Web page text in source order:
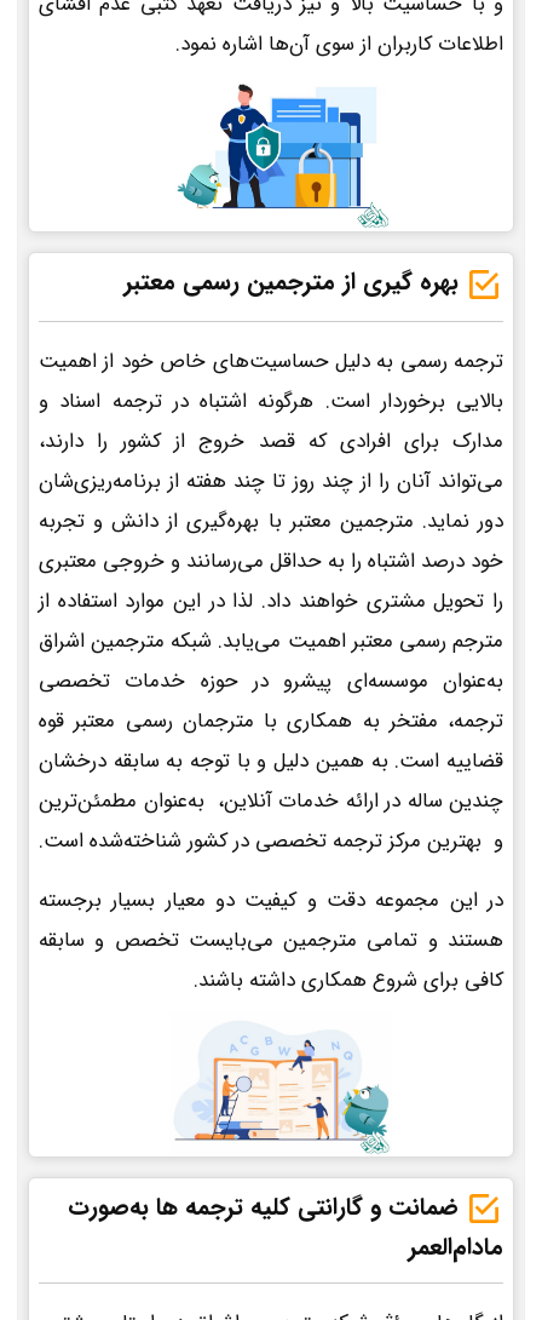
اطلاعات کاربران از سوی آن‌ها اشاره نمود.
بهره گیری از مترجمین رسمی معتبر
ترجمه رسمی به دلیل حساسیت‌های خاص خود از اهمیت
بالایی برخوردار است. هرگونه اشتباه در ترجمه اسناد و
مدارک برای افرادی که قصد خروج از کشور را دارند،
می‌تواند آنان را از چند روز تا چند هفته از برنامه‌ریزی‌شان
دور نماید. مترجمین معتبر با بهره‌گیری از دانش و تجربه
خود درصد اشتباه را به حداقل می‌رسانند و خروجی معتبری
را تحویل مشتری خواهند داد. لذا در این موارد استفاده از
مترجم رسمی معتبر اهمیت می‌یابد. شبکه مترجمین اشراق
به‌عنوان موسسه‌ای پیشرو در حوزه خدمات تخصصی
ترجمه، مفتخر به همکاری با مترجمان رسمی معتبر قوه
قضاییه است. به همین دلیل و با توجه به سابقه درخشان
چندین ساله در ارائه خدمات آنلاین، به‌عنوان مطمئن‌ترین
و بهترین مرکز ترجمه تخصصی در کشور شناخته‌شده است.
در این مجموعه دقت و کیفیت دو معیار بسیار برجسته
هستند و تمامی مترجمین می‌بایست تخصص و سابقه
کافی برای شروع همکاری داشته باشند.
ضمانت و گارانتی کلیه ترجمه ها به‌صورت
مادام‌العمر